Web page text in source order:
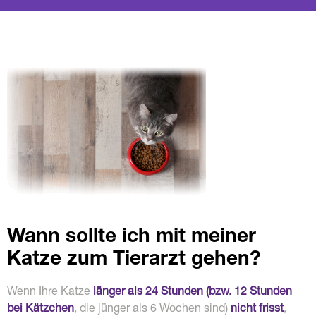
Wann sollte ich mit meiner
Katze zum Tierarzt gehen?
Wenn Ihre Katze länger als 24 Stunden (bzw. 12 Stunden
bei Kätzchen, die jünger als 6 Wochen sind) nicht frisst,